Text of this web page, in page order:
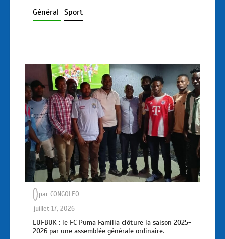
Général Sport
par CONGOLEO
juillet 17, 2026
EUFBUK : le FC Puma Familia clôture la saison 2025-
2026 par une assemblée générale ordinaire.